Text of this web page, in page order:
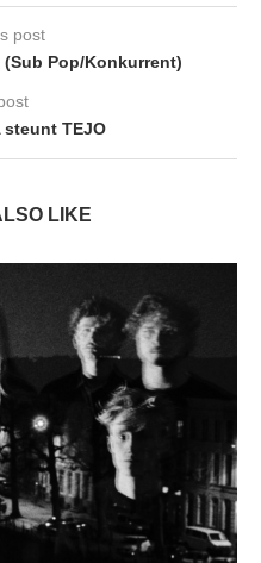
post
(Sub Pop/Konkurrent)
steunt TEJO
LIKE